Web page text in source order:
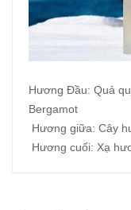
Hương Đầu: Quả
Bergamot
Hương giữa: Cây
Hương cuối: Xạ